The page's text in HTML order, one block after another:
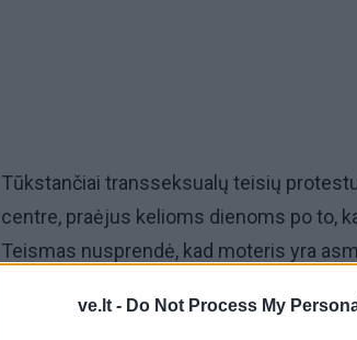
ve.lt - Do Not Process My
Tūkstančiai transseksualų teisių
centre, praėjus kelioms dienoms po to,
Teismas nusprendė, kad moteris yra